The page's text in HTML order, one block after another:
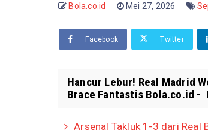
Bola.co.id Mei 27, 2026
Facebook Twitter
Hancur Lebur! Real Madrid
Brace Fantastis Bola.co.id -
Arsenal Takluk 1-3 dari Real